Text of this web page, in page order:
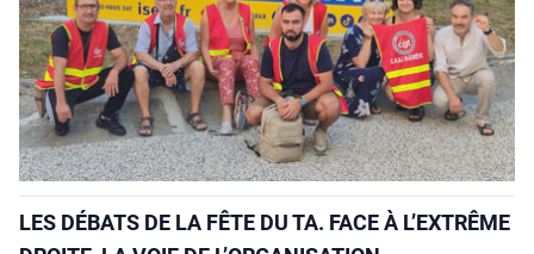
LES DÉBATS DE LA FÊTE DU TA. FACE À L’EXTRÊME